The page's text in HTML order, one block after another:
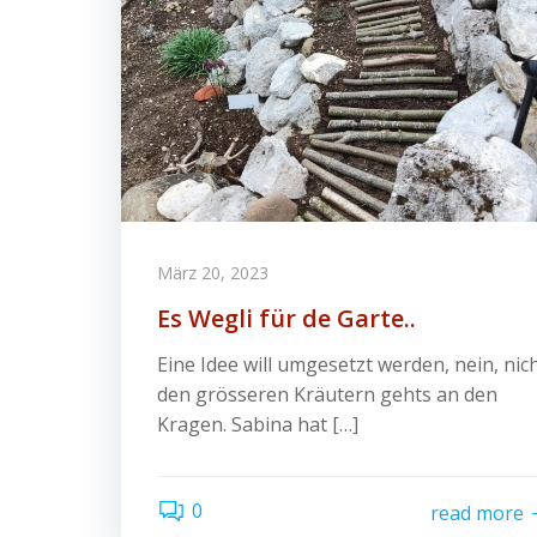
März 20, 2023
Es Wegli für de Garte..
Eine Idee will umgesetzt werden, nein,
den grösseren Kräutern gehts an den
Kragen. Sabina hat […]
0 read more